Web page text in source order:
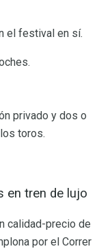
el festival en sí.
privado y dos o
toros.
en tren de lujo
calidad-precio de
por el Correr